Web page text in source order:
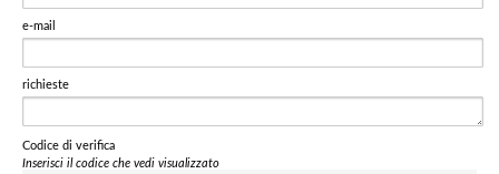
e-mail
richieste
Codice di verifica
Inserisci il codice che vedi visualizzato